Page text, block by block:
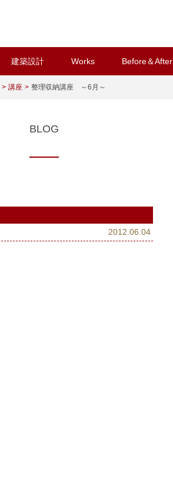
建築設計 Works Before＆After
講座 整理収納講座 ～6月～
BLOG
2012.06.04